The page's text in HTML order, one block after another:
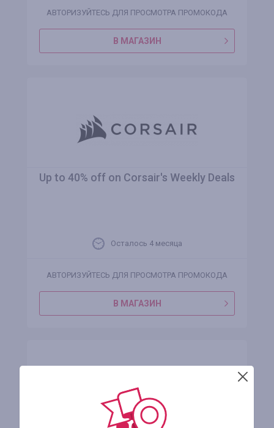
АВТОРИЗУЙТЕСЬ ДЛЯ ПРОСМОТРА ПРОМОКОДА
В МАГАЗИН
Up to 40% off on Corsair's Weekly Deals
Осталось 4 месяца
АВТОРИЗУЙТЕСЬ ДЛЯ ПРОСМОТРА ПРОМОКОДА
В МАГАЗИН